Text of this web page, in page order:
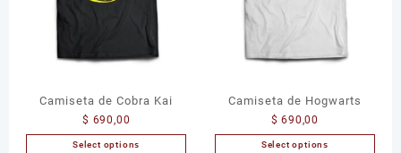
Camiseta de Cobra Kai
$ 690,00
Select options
Camiseta de Hogwarts
$ 690,00
Select options